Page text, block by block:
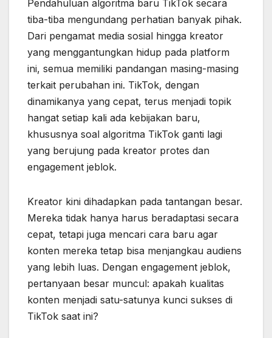
Pendahuluan algoritma baru TikTok secara
tiba-tiba mengundang perhatian banyak pihak.
Dari pengamat media sosial hingga kreator
yang menggantungkan hidup pada platform
ini, semua memiliki pandangan masing-masing
terkait perubahan ini. TikTok, dengan
dinamikanya yang cepat, terus menjadi topik
hangat setiap kali ada kebijakan baru,
khususnya soal algoritma TikTok ganti lagi
yang berujung pada kreator protes dan
engagement jeblok.
Kreator kini dihadapkan pada tantangan besar.
Mereka tidak hanya harus beradaptasi secara
cepat, tetapi juga mencari cara baru agar
konten mereka tetap bisa menjangkau audiens
yang lebih luas. Dengan engagement jeblok,
pertanyaan besar muncul: apakah kualitas
konten menjadi satu-satunya kunci sukses di
TikTok saat ini?